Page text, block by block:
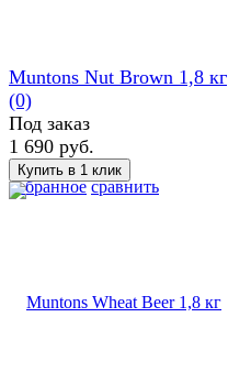
избранное сравнить
Muntons Nut Brown 1,8 кг
(0)
Под заказ
1 690 руб.